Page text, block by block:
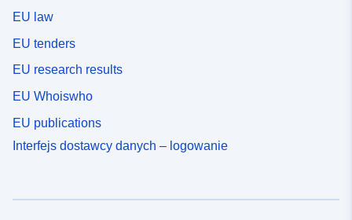
EU law
EU tenders
EU research results
EU Whoiswho
EU publications
Interfejs dostawcy danych – logowanie